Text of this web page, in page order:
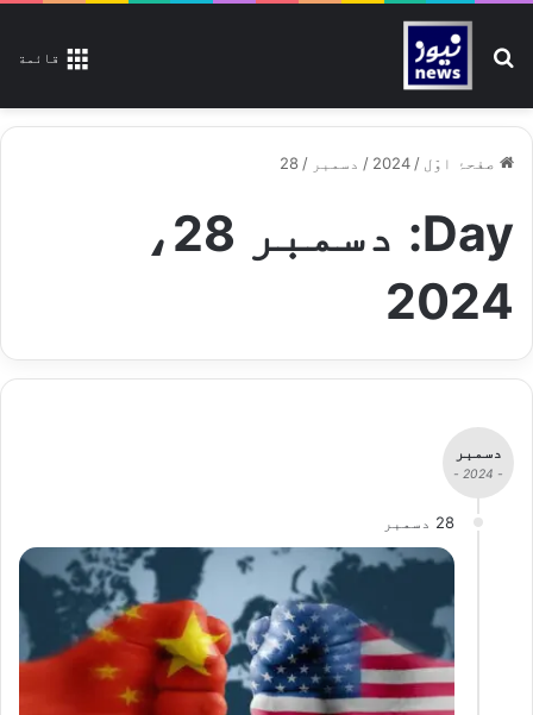
قائمة تلاش کیجیے
صفحۂ اوّل /
2024
/ دسمبر /
28
Day:
دسمبر 28،
2024
دسمبر
- 2024 -
28 دسمبر